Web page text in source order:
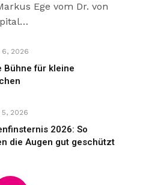
Ege vom Dr. von
6, 2026
Bühne für kleine
5, 2026
2026: So
die Augen gut geschützt